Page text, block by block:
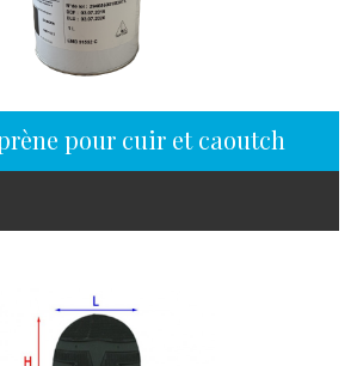
pour cuir et caoutchouc 1L